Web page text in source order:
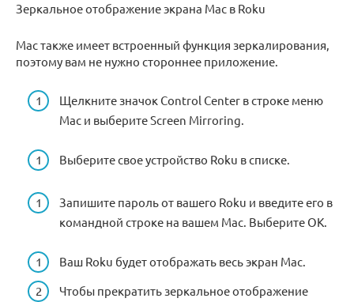
Зеркальное отображение экрана Mac в Roku
Mac также имеет встроенный функция зеркалирования,
поэтому вам не нужно стороннее приложение.
Щелкните значок Control Center в строке меню
Mac и выберите Screen Mirroring.
Выберите свое устройство Roku в списке.
Запишите пароль от вашего Roku и введите его в
командной строке на вашем Mac. Выберите ОК.
Ваш Roku будет отображать весь экран Mac.
Чтобы прекратить зеркальное отображение